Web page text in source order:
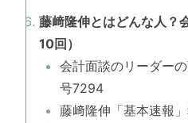
藤﨑隆伸とはどんな人？
10回）
会計面談のリーダー
号7294
藤﨑隆伸「基本速報